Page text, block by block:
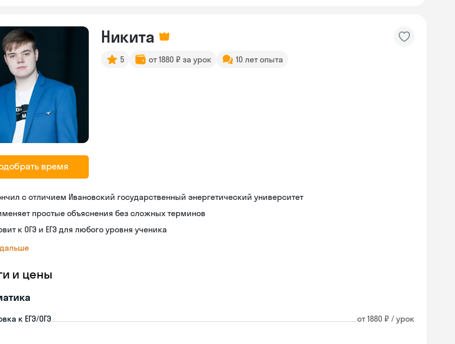
время
Никита
5 от 1880 ₽ за урок 10 лет опыта
с отличием Ивановский государственный энергетический университет
простые объяснения без сложных терминов
к ОГЭ и ЕГЭ для любого уровня ученика
и цены
к ЕГЭ/ОГЭ от 1880 ₽ / урок